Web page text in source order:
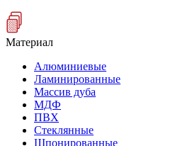
Материал
Алюминиевые
Ламинированные
Массив дуба
МДФ
ПВХ
Стеклянные
Шпонированные